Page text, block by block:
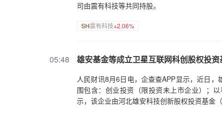
司由震有科技等共同持股。
SH震有科技+2.06%
05:48 雄安基金等成立卫星互联网科创股权投资
人民财讯8月6日电，企查查APP显示，近日
围包含：创业投资（限投资未上市企业）；
示，该企业由河北雄安科技创新股权投资基金